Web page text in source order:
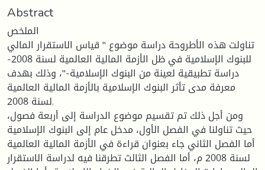
Abstract
الملخص
تناولت هذه الأطروحة دراسة موضوع " قياس الاستقرار المالي
للبنوك الإسلامية في ظل الأزمة المالية العالمية لسنة 2008-
دراسة تطبيقية لعينة من البنوك الإسلامية-"، وذلك بهدف
معرفة مدى تأثر البنوك الإسلامية بالأزمة المالية العالمية
لسنة 2008.
ومن أجل ذلك تم تقسيم موضوع الدراسة إلى أربعة فصول،
حيث تناولنا في الفصل الأول، مدخل عام إلى البنوك الإسلامية
أما الفصل الثاني جاء بعنوان قراءة في الأزمة المالية العالمية
لسنة 2008 م، أما الفصل الثالث تطرقنا فيه لدراسة الاستقرار